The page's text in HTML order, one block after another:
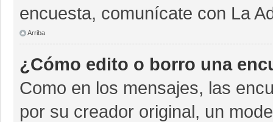
encuesta, comunícate con La
Arriba
¿Cómo edito o borro una
Como en los mensajes, las
por su creador original, un